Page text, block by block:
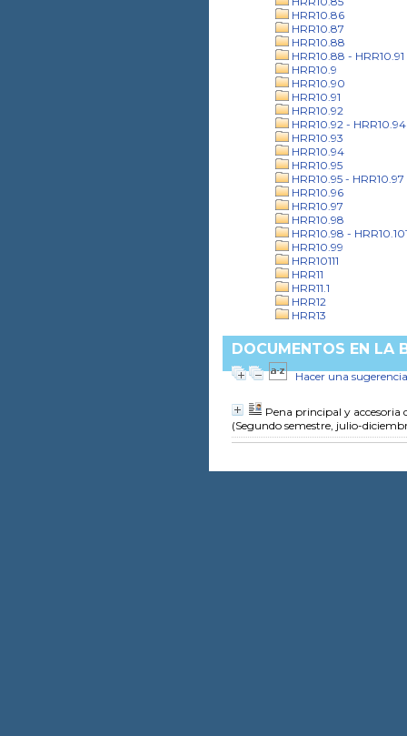
HRR10.86
HRR10.87
HRR10.88
HRR10.88 - HRR10.91
HRR10.9
HRR10.90
HRR10.91
HRR10.92
HRR10.92 - HRR10.94
HRR10.93
HRR10.94
HRR10.95
HRR10.95 - HRR10.97
HRR10.96
HRR10.97
HRR10.98
HRR10.98 -
HRR10.99
HRR10111
HRR11
HRR11.1
HRR12
HRR13
DOCUMENTOS EN LA
Hacer una sugerencia
Pena principal y accesoria
(Segundo semestre, julio-